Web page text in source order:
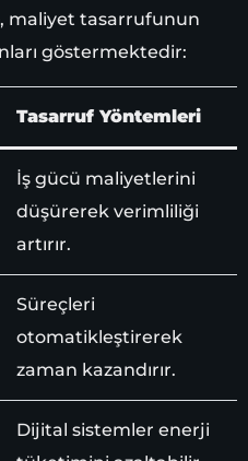
maliyet tasarrufunun
göstermektedir:
Tasarruf Yöntemleri
İş gücü maliyetlerini
düşürerek verimliliği
artırır.
Süreçleri
otomatikleştirerek
zaman kazandırır.
Dijital sistemler enerji